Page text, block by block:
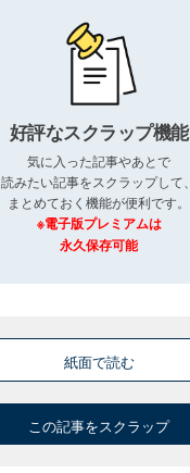
好評なスクラップ機能
気に入った記事やあとで
読みたい記事をスクラップして、
まとめておく機能が便利です。
※電子版プレミアムは
永久保存可能
紙面で読む
この記事をスクラップ